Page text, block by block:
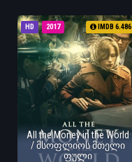
HD 2017 IMDB 6.486
All the Money in the World
/ მსოფლიოს მთელი
ფული